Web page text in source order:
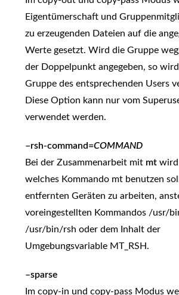
Eigentümerschaft und
zu erzeugenden Dateien auf die
Werte gesetzt. Wird die Gruppe
der Doppelpunkt angegeben, so
Gruppe des entsprechenden Users
Diese Option kann nur vom
verwendet werden.
–rsh-command=COMMAND
Bei der Zusammenarbeit mit mt
welches Kommando mt benutzen
entfernten Geräten zu arbeiten,
voreingestellten Kommandos /usr/
/usr/bin/rsh oder dem Inhalt der
Umgebungsvariable MT_RSH.
–sparse
Im copy-in und copy-pass Modus